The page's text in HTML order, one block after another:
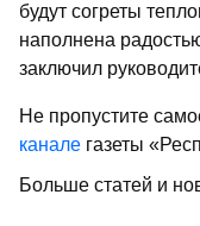
будут согреты
наполнена
заключил
Не пропустите
канале газеты
Больше статей и